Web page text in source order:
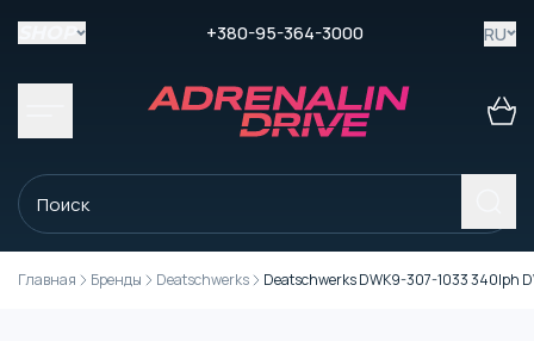
+380-95-364-3000 RU
Главная Бренды Deatschwerks Deatschwerks DWK9-307-1033 340lph